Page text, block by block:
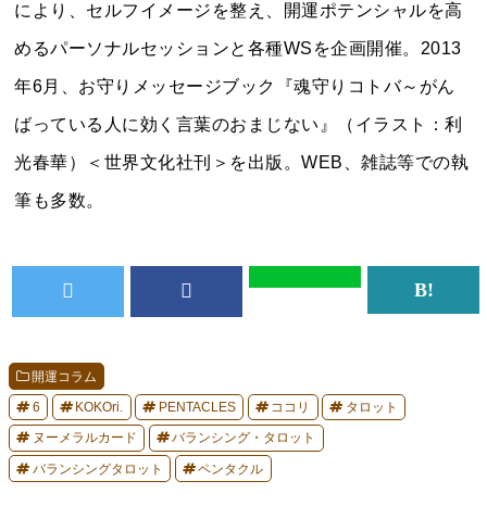
により、セルフイメージを整え、開運ポテンシャルを高
めるパーソナルセッションと各種WSを企画開催。2013
年6月、お守りメッセージブック『魂守りコトバ～がん
ばっている人に効く言葉のおまじない』（イラスト：利
光春華）＜世界文化社刊＞を出版。WEB、雑誌等での執
筆も多数。
開運コラム
6 KOKOri. PENTACLES ココリ タロット
ヌーメラルカード バランシング・タロット
バランシングタロット ペンタクル